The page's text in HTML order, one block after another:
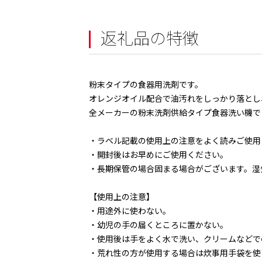
返礼品の特徴
粉末タイプの食器用洗剤です。
オレンジオイル配合で油汚れをしっかり落と
全メーカーの粉末洗剤供給タイプ食器洗い機
・ラベル記載の使用上の注意をよく読みご使
・開封後はお早めにご使用ください。
・長期保管の場合固まる場合がございます。
【使用上の注意】
・用途外に使わない。
・幼児の手の届くところに置かない。
・使用後は手をよく水で洗い、クリームなど
・荒れ性の方が使用する場合は炊事用手袋を